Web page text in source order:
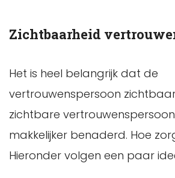
Zichtbaarheid
Het is heel belangrijk dat de
vertrouwenspersoon zichtbaar
zichtbare
makkelijker benaderd. Hoe
Hieronder volgen een paar